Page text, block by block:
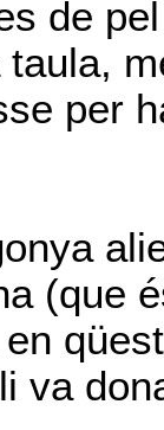
de
per
(que
va